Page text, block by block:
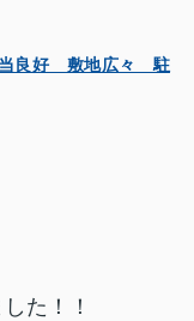
良好 敷地広々 駐
た！！